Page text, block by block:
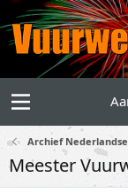
Archief
Meester